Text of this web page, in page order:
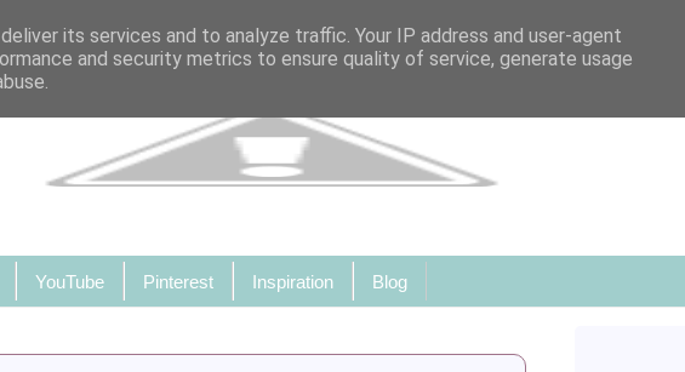
YouTube Pinterest Inspiration Blog
its services and to analyze traffic. Your IP address and user-agent
and security metrics to ensure quality of service, generate usage